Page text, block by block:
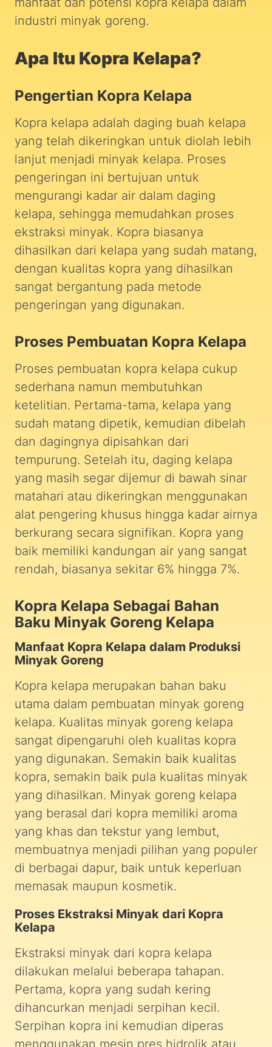
industri minyak goreng.
Apa Itu Kopra Kelapa?
Pengertian Kopra Kelapa
Kopra kelapa adalah daging buah kelapa
yang telah dikeringkan untuk diolah lebih
lanjut menjadi minyak kelapa. Proses
pengeringan ini bertujuan untuk
mengurangi kadar air dalam daging
kelapa, sehingga memudahkan proses
ekstraksi minyak. Kopra biasanya
dihasilkan dari kelapa yang sudah matang,
dengan kualitas kopra yang dihasilkan
sangat bergantung pada metode
pengeringan yang digunakan.
Proses Pembuatan Kopra Kelapa
Proses pembuatan kopra kelapa cukup
sederhana namun membutuhkan
ketelitian. Pertama-tama, kelapa yang
sudah matang dipetik, kemudian dibelah
dan dagingnya dipisahkan dari
tempurung. Setelah itu, daging kelapa
yang masih segar dijemur di bawah sinar
matahari atau dikeringkan menggunakan
alat pengering khusus hingga kadar airnya
berkurang secara signifikan. Kopra yang
baik memiliki kandungan air yang sangat
rendah, biasanya sekitar 6% hingga 7%.
Kopra Kelapa Sebagai Bahan
Baku Minyak Goreng Kelapa
Manfaat Kopra Kelapa dalam Produksi
Minyak Goreng
Kopra kelapa merupakan bahan baku
utama dalam pembuatan minyak goreng
kelapa. Kualitas minyak goreng kelapa
sangat dipengaruhi oleh kualitas kopra
yang digunakan. Semakin baik kualitas
kopra, semakin baik pula kualitas minyak
yang dihasilkan. Minyak goreng kelapa
yang berasal dari kopra memiliki aroma
yang khas dan tekstur yang lembut,
membuatnya menjadi pilihan yang populer
di berbagai dapur, baik untuk keperluan
memasak maupun kosmetik.
Proses Ekstraksi Minyak dari Kopra
Kelapa
Ekstraksi minyak dari kopra kelapa
dilakukan melalui beberapa tahapan.
Pertama, kopra yang sudah kering
dihancurkan menjadi serpihan kecil.
Serpihan kopra ini kemudian diperas
menggunakan mesin pres hidrolik atau